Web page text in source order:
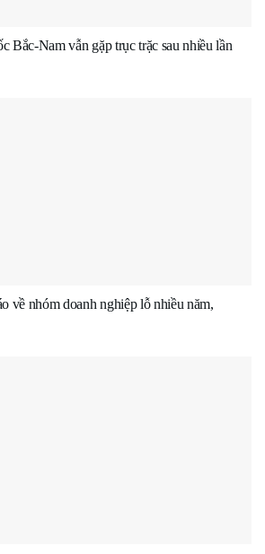
Bắc-Nam vẫn gặp trục trặc sau nhiều lần
về nhóm doanh nghiệp lỗ nhiều năm,